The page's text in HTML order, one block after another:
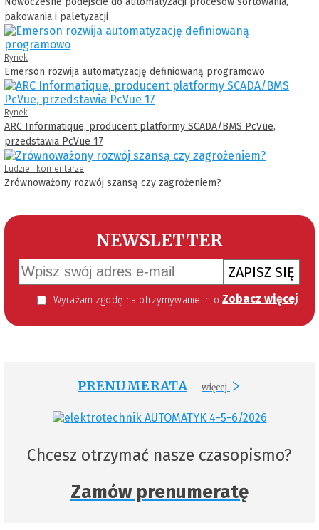
pakowania i paletyzacji
Rynek
Emerson rozwija automatyzację definiowaną programowo
Rynek
ARC Informatique, producent platformy SCADA/BMS PcVue,
przedstawia PcVue 17
Ludzie i komentarze
Zrównoważony rozwój szansą czy zagrożeniem?
NEWSLETTER
ZAPISZ SIĘ
Wyrażam zgodę na otrzymywanie informacji handlowej kierowanej do mnie za pomocą środków komunikacji elektronicznej w szczególności poczty elektronicznej zgodnie z przepisem art. 10 ust 2 ustawy z dnia 18 lipca 2002 roku o świadczeniu usług drogą elektroniczną (Dz. U. 144 z 2002 r. poz. 1204). Zgoda jest dobrowolna, jednak jej wyrażenie jest konieczne, aby otrzymywać newsletter. Zobacz więcej
PRENUMERATA więcej
Chcesz otrzymać nasze czasopismo?
Zamów prenumeratę